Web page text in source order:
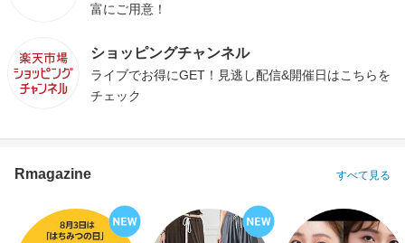
富にご用意！
ショッピングチャンネル
ライブでお得にGET！見逃し配信&開催日はこちらを
チェック
Rmagazine すべて見る